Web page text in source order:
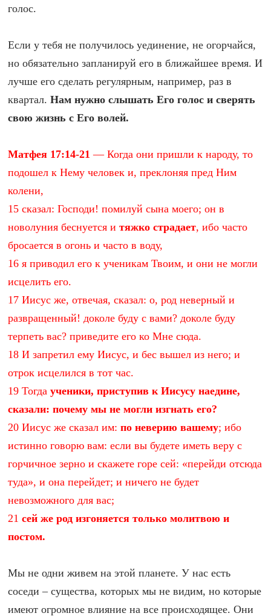
голос.
Если у тебя не получилось уединение, не огорчайся,
но обязательно запланируй его в ближайшее время. И
лучше его сделать регулярным, например, раз в
квартал.Нам нужно слышать Его голос и сверять
свою жизнь с Его волей.
Матфея 17:14-21 — Когда они пришли к народу, то
подошел к Нему человек и, преклоняя пред Ним
колени,
15 сказал: Господи! помилуй сына моего; он в
новолуния беснуется итяжко страдает, ибо часто
бросается в огонь и часто в воду,
16 я приводил его к ученикам Твоим, и они не могли
исцелить его.
17 Иисус же, отвечая, сказал: о, род неверный и
развращенный! доколе буду с вами? доколе буду
терпеть вас? приведите его ко Мне сюда.
18 И запретил ему Иисус, и бес вышел из него; и
отрок исцелился в тот час.
19 Тогдаученики, приступив к Иисусу наедине,
сказали: почему мы не могли изгнать его?
20 Иисус же сказал им:по неверию вашему; ибо
истинно говорю вам: если вы будете иметь веру с
горчичное зерно и скажете горе сей: «перейди отсюда
туда», и она перейдет; и ничего не будет
невозможного для вас;
21сей же род изгоняется только молитвою и
постом.
Мы не одни живем на этой планете. У нас есть
соседи – существа, которых мы не видим, но которые
имеют огромное влияние на все происходящее. Они